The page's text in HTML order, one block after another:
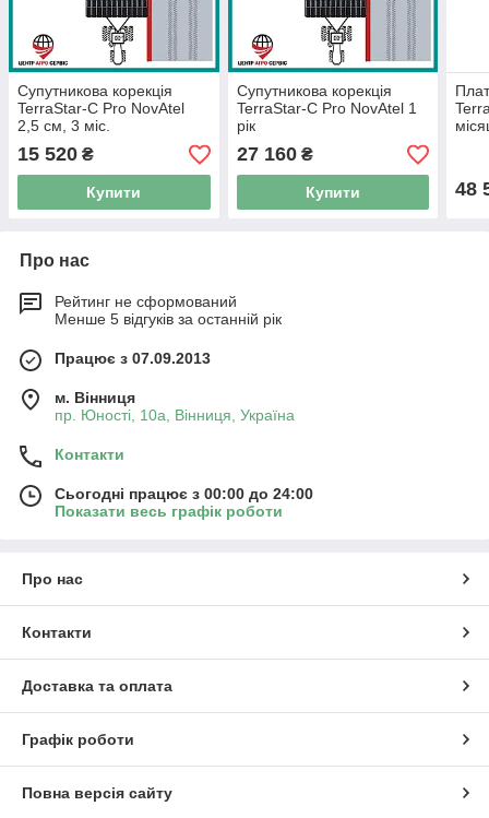
Супутникова корекція
TerraStar-C Pro NovAtel
2,5 см, 3 міс.
15 520 ₴
Купити
Супутникова корекція
TerraStar-C Pro NovAtel 1
рік
27 160₴
Купити 48
Про нас
Рейтинг не сформований
Менше 5 відгуків за останній рік
Працює з 07.09.2013
м. Вінниця
пр. Юності, 10a, Вінниця, Україна
Контакти
Сьогодні працює з 00:00 до 24:00
Показати весь графік роботи
Про нас
Контакти
Доставка та оплата
Графік роботи
Повна версія сайту